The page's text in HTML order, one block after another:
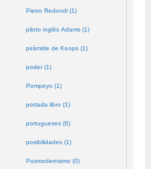
Pietro Redondi (1)
piloto inglés Adams (1)
pirámide de Keops (1)
poder (1)
Pompeyo (1)
portada libro (1)
portugueses (6)
posibilidades (1)
Posmodernismo (0)